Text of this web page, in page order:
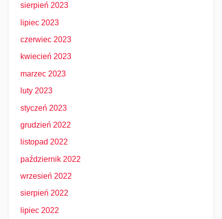
sierpień 2023
lipiec 2023
czerwiec 2023
kwiecień 2023
marzec 2023
luty 2023
styczeń 2023
grudzień 2022
listopad 2022
październik 2022
wrzesień 2022
sierpień 2022
lipiec 2022